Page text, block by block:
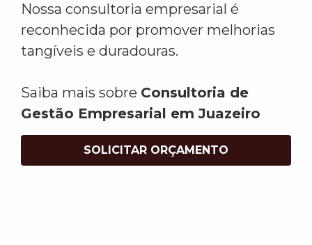
Nossa consultoria empresarial é
reconhecida por promover melhorias
tangíveis e duradouras.
Saiba mais sobre Consultoria de
Gestão Empresarial em Juazeiro
SOLICITAR ORÇAMENTO